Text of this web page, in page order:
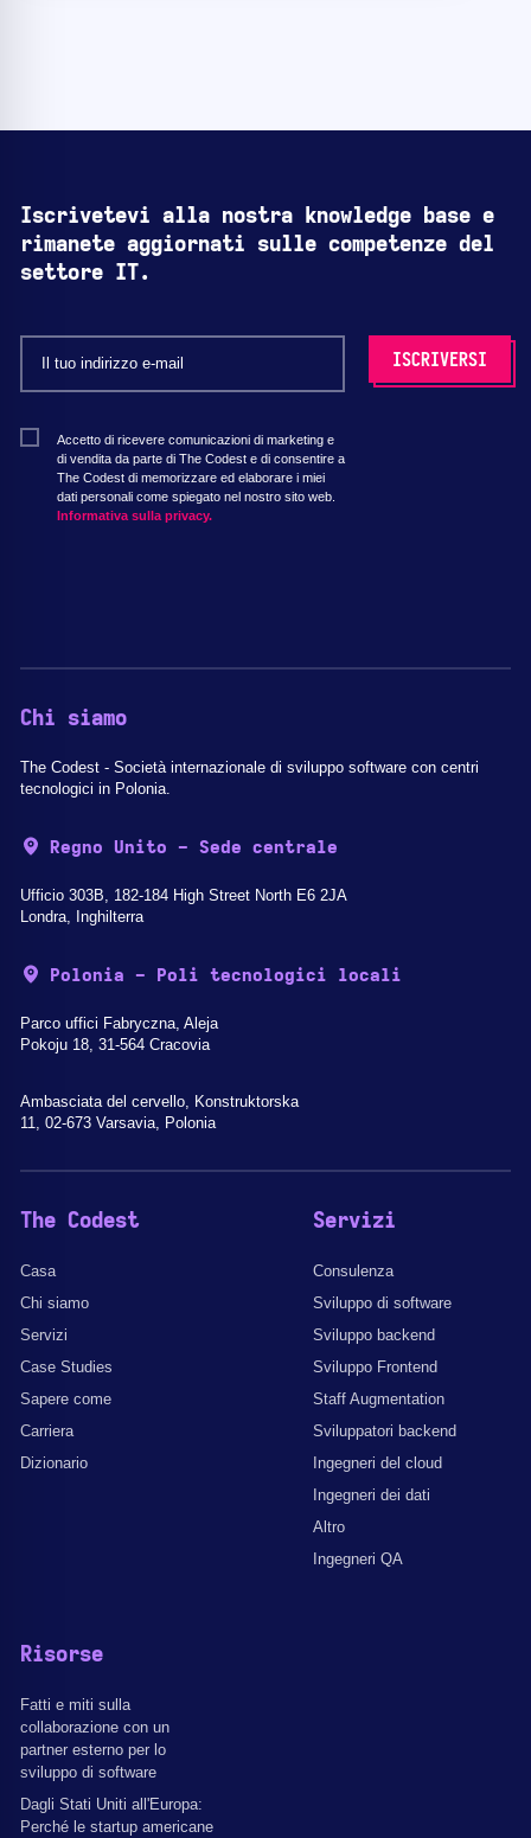
Iscrivetevi alla nostra knowledge base e
rimanete aggiornati sulle competenze del
settore IT.
Accetto di ricevere comunicazioni di marketing e
di vendita da parte di The Codest e di consentire a
The Codest di memorizzare ed elaborare i miei
dati personali come spiegato nel nostro sito web.
Informativa sulla privacy.
Chi siamo
The Codest - Società internazionale di sviluppo software con centri
tecnologici in Polonia.
Regno Unito - Sede centrale
Ufficio 303B, 182-184 High Street North E6 2JA
Londra, Inghilterra
Polonia - Poli tecnologici locali
Parco uffici Fabryczna, Aleja
Pokoju 18, 31-564 Cracovia
Ambasciata del cervello, Konstruktorska
11, 02-673 Varsavia, Polonia
The Codest
Casa
Chi siamo
Servizi
Case Studies
Sapere come
Carriera
Dizionario
Servizi
Consulenza
Sviluppo di software
Sviluppo backend
Sviluppo Frontend
Staff Augmentation
Sviluppatori backend
Ingegneri del cloud
Ingegneri dei dati
Altro
Ingegneri QA
Risorse
Fatti e miti sulla
collaborazione con un
partner esterno per lo
sviluppo di software
Dagli Stati Uniti all'Europa:
Perché le startup americane